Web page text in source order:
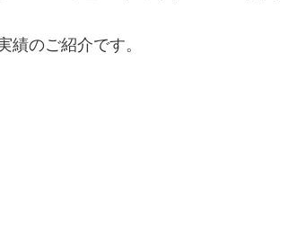
績のご紹介です。